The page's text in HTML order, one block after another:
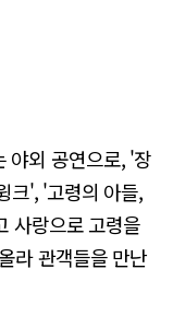
야외 공연으로, '장
크', '고령의 아들,
사랑으로 고령을
라 관객들을 만난